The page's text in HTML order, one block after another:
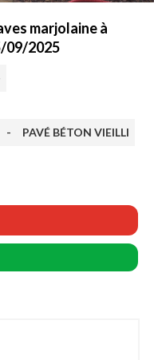
marjolaine à
09/2025
- PAVÉ BÉTON VIEILLI